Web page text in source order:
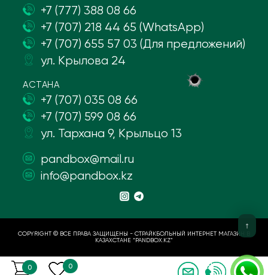
0 0
+7 (777) 388 08 66
+7 (707) 218 44 65 (WhatsApp)
+7 (707) 655 57 03 (Для предложений)
ул. Крылова 24
АСТАНА
+7 (707) 035 08 66
+7 (707) 599 08 66
ул. Тархана 9, Крыльцо 13
pandbox@mail.ru
info@pandbox.kz
COPYRIGHT © ВСЕ ПРАВА ЗАЩИЩЕНЫ - СТРАЙКБОЛЬНЫЙ ИНТЕРНЕТ МАГАЗИН В
КАЗАХСТАНЕ “PANDBOX.KZ”